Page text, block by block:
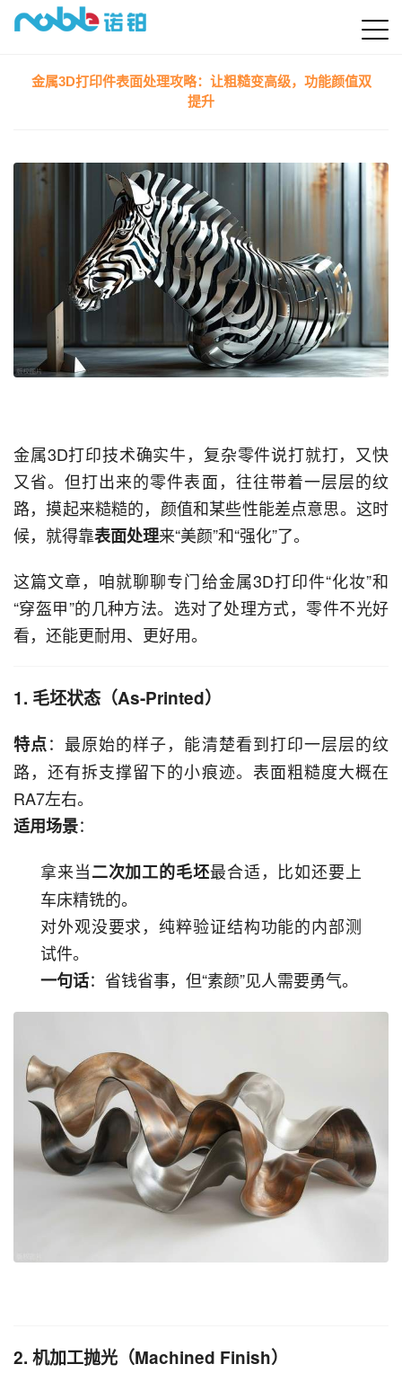
金属3D打印件表面处理攻略：让粗糙变高级，功能颜值双
提升
金属3D打印技术确实牛，复杂零件说打就打，又快
又省。但打出来的零件表面，往往带着一层层的纹
路，摸起来糙糙的，颜值和某些性能差点意思。这时
候，就得靠表面处理来“美颜”和“强化”了。
这篇文章，咱就聊聊专门给金属3D打印件“化妆”和
“穿盔甲”的几种方法。选对了处理方式，零件不光好
看，还能更耐用、更好用。
1. 毛坯状态（As-Printed）
特点：最原始的样子，能清楚看到打印一层层的纹
路，还有拆支撑留下的小痕迹。表面粗糙度大概在
RA7左右。
适用场景：
拿来当二次加工的毛坯最合适，比如还要上
车床精铣的。
对外观没要求，纯粹验证结构功能的内部测
试件。
一句话：省钱省事，但“素颜”见人需要勇气。
2. 机加工抛光（Machined Finish）